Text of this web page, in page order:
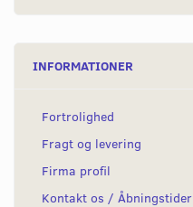
INFORMATIONER
Fortrolighed
Fragt og levering
Firma profil
Kontakt os / Åbningstider